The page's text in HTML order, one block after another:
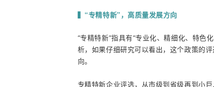
▍“专精特新”，高质量发展方向
“专精特新”指具有“专业化、精细化、特色
析，如果仔细研究可以看出，这个政策的
向。
专精特新企业评选，从市级到省级再到小